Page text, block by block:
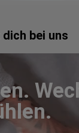
bei uns